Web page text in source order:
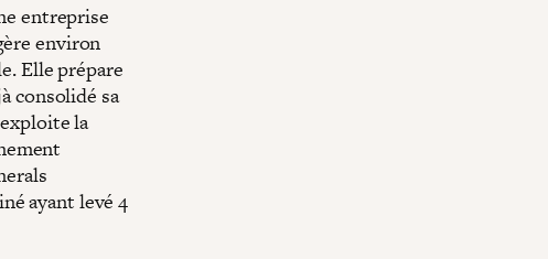
entreprise
environ
Elle prépare
consolidé sa
la
ayant levé 4